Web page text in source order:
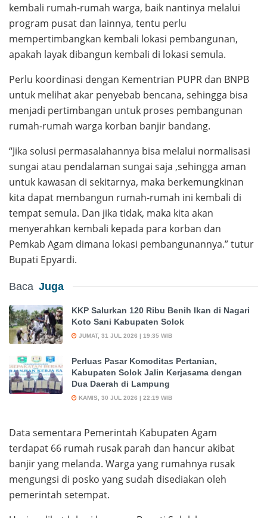
kembali rumah-rumah warga, baik nantinya melalui
program pusat dan lainnya, tentu perlu
mempertimbangkan kembali lokasi pembangunan,
apakah layak dibangun kembali di lokasi semula.
Perlu koordinasi dengan Kementrian PUPR dan BNPB
untuk melihat akar penyebab bencana, sehingga bisa
menjadi pertimbangan untuk proses pembangunan
rumah-rumah warga korban banjir bandang.
“Jika solusi permasalahannya bisa melalui normalisasi
sungai atau pendalaman sungai saja ,sehingga aman
untuk kawasan di sekitarnya, maka berkemungkinan
kita dapat membangun rumah-rumah ini kembali di
tempat semula. Dan jika tidak, maka kita akan
menyerahkan kembali kepada para korban dan
Pemkab Agam dimana lokasi pembangunannya.” tutur
Bupati Epyardi.
Baca Juga
KKP Salurkan 120 Ribu Benih Ikan di Nagari
Koto Sani Kabupaten Solok
JUMAT, 31 JUL 2026 | 19:35 WIB
Perluas Pasar Komoditas Pertanian,
Kabupaten Solok Jalin Kerjasama dengan
Dua Daerah di Lampung
KAMIS, 30 JUL 2026 | 22:19 WIB
Data sementara Pemerintah Kabupaten Agam
terdapat 66 rumah rusak parah dan hancur akibat
banjir yang melanda. Warga yang rumahnya rusak
mengungsi di posko yang sudah disediakan oleh
pemerintah setempat.